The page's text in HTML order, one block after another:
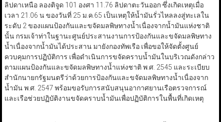
ลิปดาเหนือ ลองติจูด 101 องศา 11.76 ลิปดาตะวันออก ซึ่งเกิดเหตุเมื่อ
เวลา 21.06 น ของวันที่ 25 ม.ค.65 เป็นเหตุให้น้ำมันรั่วไหลลงสู่ทะเลใน
ระดับ 2 ของแผนป้องกันและขจัดมลพิษทางน้ำเนื่องจากน้ำมันแห่งชาติ
นั้น กรมเจ้าท่าในฐานะศูนย์ประสานงานการป้องกันและขจัดมลพิษทาง
น้ำเนื่องจากน้ำมันได้ประสาน มายังกองทัพเรือ เพื่อขอให้จัดตั้งศูนย์
ควบคุมการปฏิบัติการ เพื่อดำเนินการขจัดคราบน้ำมันในบริเวณดังกล่าว
ตามแผนป้องกันและขจัดมลพิษทางน้ำแห่งชาติ พ.ศ. 2545 และระเบียบ
สำนักนายกรัฐมนตรีว่าด้วยการป้องกันและขจัดมลพิษทางน้ำเนื่องจาก
น้ำมัน พ.ศ. 2547 พร้อมขอรับการสนับสนุนอากาศยานเรือตรวจการณ์
และเรือช่วยปฏิบัติงานขจัดคราบน้ำมันเพื่อปฏิบัติการในพื้นที่เกิดเหตุ